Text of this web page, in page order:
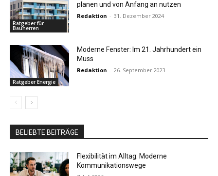
Ratgeber für
Bauherren
planen und von Anfang an nutzen
Redaktion - 31. Dezember 2024
Ratgeber Energie
Moderne Fenster: Im 21. Jahrhundert ein
Muss
Redaktion - 26. September 2023
BELIEBTE BEITRÄGE
Flexibilität im Alltag: Moderne
Kommunikationswege